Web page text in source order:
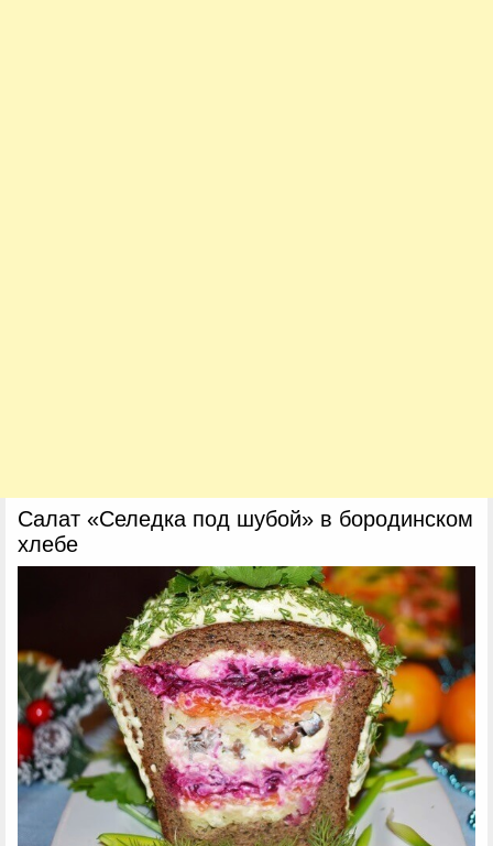
Салат «Селедка под шубой» в бородинском
хлебе